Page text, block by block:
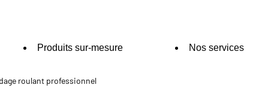
Produits sur-mesure Nos services
roulant professionnel